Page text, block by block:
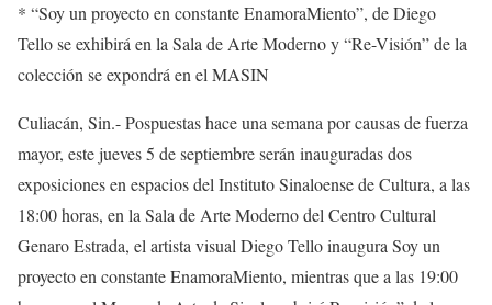
* “Soy un proyecto en constanteEnamoraMiento”, de Diego
Telloseexhibirá en la Sala de Arte Modernoy “Re-Visión” de la
colección se expondrá en el MASIN
Culiacán, Sin.-Pospuestashace una semana por causas de fuerza
mayor, este jueves5 deseptiembreserán inauguradas dos
exposiciones en espacios del Instituto Sinaloense de Cultura, a las
18:00 horas, en la Sala de Arte Moderno del Centro Cultural
Genaro Estrada, el artista visual Diego Tello inaugura Soy un
proyecto en constanteEnamoraMiento, mientras que a las 19:00